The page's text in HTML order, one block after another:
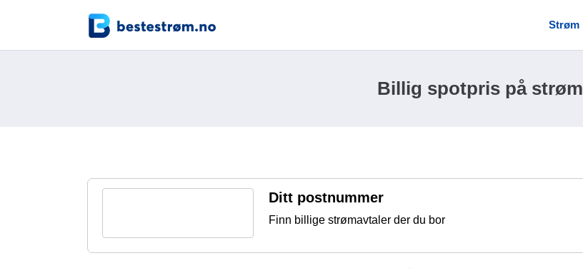
Strøm
Billig spotpris på strøm
Ditt postnummer
Finn billige strømavtaler der du bor